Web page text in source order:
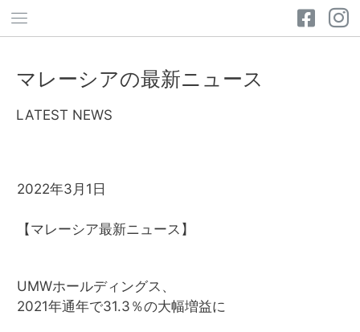
マレーシアの最新ニュース
LATEST NEWS
2022年3月1日
【マレーシア最新ニュース】
UMWホールディングス、
2021年通年で31.3％の大幅増益に